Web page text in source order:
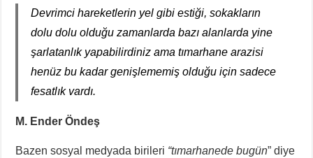
Devrimci hareketlerin yel gibi estiği, sokakların
dolu dolu olduğu zamanlarda bazı alanlarda yine
şarlatanlık yapabilirdiniz ama tımarhane arazisi
henüz bu kadar genişlememiş olduğu için sadece
fesatlık vardı.
M. Ender Öndeş
Bazen sosyal medyada birileri “tımarhanede bugün” diye